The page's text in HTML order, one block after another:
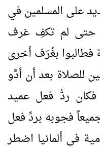
على المسلمين في
حتى لم تكفِ غرف
فطالبوا بغُرَف أخرى
للصلاة بعد أن أدَّو
فكان ردُّ فعل عميد
فجوبه بردِّ فعل
في ألمانيا اضطر